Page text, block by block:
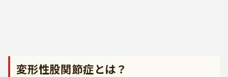
変形性股関節症とは？